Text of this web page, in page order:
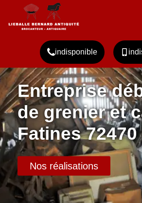
indisponible
Entreprise
de grenier et
Fatines 72470
Nos réalisations